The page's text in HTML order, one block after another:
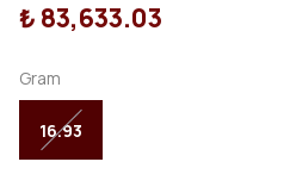
₺ 83,633.03
Gram
16.93